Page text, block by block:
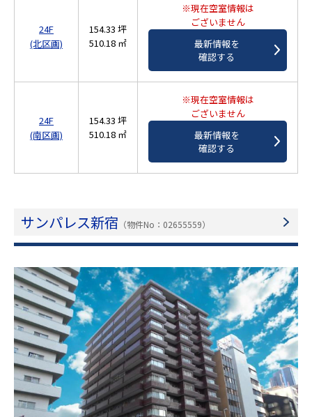
24F
(北区画)
154.33 坪
510.18 ㎡
※現在空室情報は
ございません
最新情報を
確認する
24F
(南区画)
154.33 坪
510.18 ㎡
※現在空室情報は
ございません
最新情報を
確認する
サンパレス新宿 （物件No：02655559）